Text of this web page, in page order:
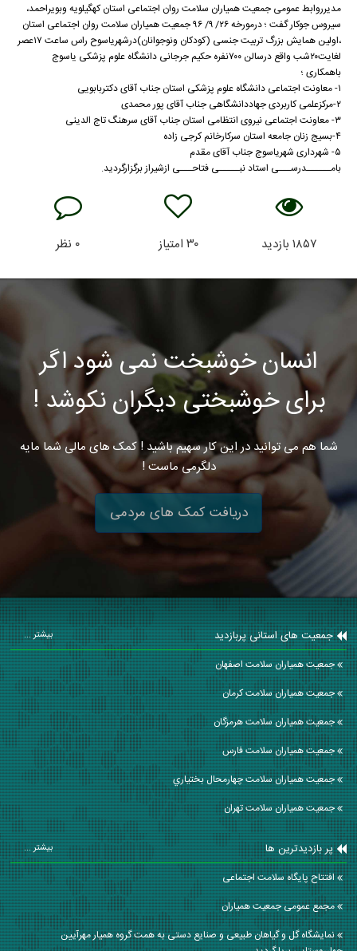
مدیرروابط عمومی جمعیت همیاران سلامت روان اجتماعی استان کهگیلویه وبویراحمد،
سیروس جوکار گفت ؛ درمورخه ۲۶/ ۹/ ۹۶ جمعیت همیاران سلامت روان اجتماعی استان
،اولین همایش بزرگ تربیت جنسی (کودکان ونوجوانان)درشهریاسوح راس ساعت ۱۷عصر
لغایت۲۰شب واقع درسالن ۷۰۰نفره حکیم جرجانی دانشگاه علوم پزشکی یاسوج
باهمکاری ؛
۱- معاونت اجتماعی دانشگاه علوم پزشکی استان جناب آقای دکتربابویی
۲-مرکزعلمی کاربردی جهاددانشگاهی جناب آقای پور محمدی
۳- معاونت اجتماعی نیروی انتظامی استان جناب آقای سرهنگ تاج الدینی
۴-بسیج زنان جامعه استان سرکارخانم کرجی زاده
۵- شهرداری شهریاسوج جناب آقای مقدم
بامــــــدرســـی استاد نبـــــی فتاحـــی ازشیراز برگزارگردید.
۱۸۵۷ بازدید ۳۰ امتیاز ۰ نظر
انسان خوشبخت نمی شود اگر
برای خوشبختی دیگران نکوشد !
شما هم می توانید در این کار سهیم باشید ! کمک های مالی شما مایه
دلگرمی ماست !
دریافت کمک های مردمی
جمعیت های استانی پربازدید بیشتر ...
جمعیت همیاران سلامت اصفهان
جمعیت همیاران سلامت كرمان
جمعیت همیاران سلامت هرمزگان
جمعیت همیاران سلامت فارس
جمعیت همیاران سلامت چهارمحال بختياري
جمعیت همیاران سلامت تهران
پر بازدیدترین ها بیشتر ...
افتتاح پایگاه سلامت اجتماعی
مجمع عمومی جمعیت همیاران
نمایشگاه گل و گیاهان طبیعی و صنایع دستی به همت گروه همیار مهرآیین